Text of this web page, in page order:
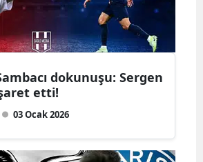
dokunuşu: Sergen
etti!
03 Ocak 2026